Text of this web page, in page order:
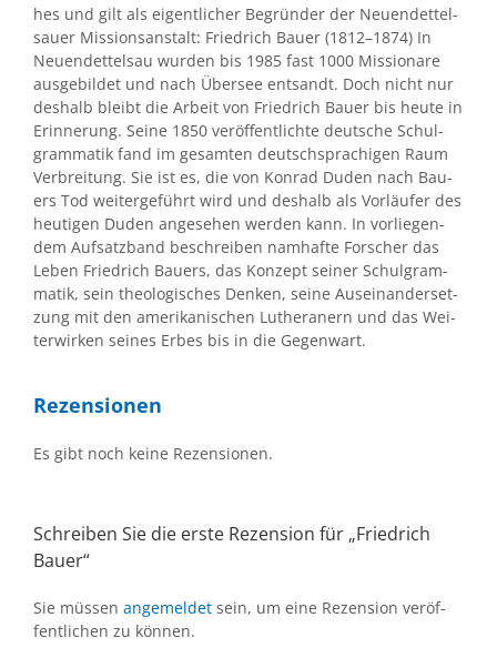
hes und gilt als ei­gent­li­cher Be­grün­der der Neu­en­det­tel­
sau­er Mis­si­ons­an­stalt: Fried­rich Bau­er (1812–1874) In
Neu­en­det­tels­au wur­den bis 1985 fast 1000 Mis­sio­na­re
aus­ge­bil­det und nach Über­see ent­sandt. Doch nicht nur
des­halb bleibt die Ar­beit von Fried­rich Bau­er bis heu­te in
Er­in­ne­rung. Sei­ne 1850 ver­öf­fent­lich­te deut­sche Schul­
gram­ma­tik fand im ge­sam­ten deutsch­spra­chi­gen Raum
Ver­brei­tung. Sie ist es, die von Kon­rad Du­den nach Bau­
ers Tod wei­ter­ge­führt wird und des­halb als Vor­läu­fer des
heu­ti­gen Du­den an­ge­se­hen wer­den kann. In vor­lie­gen­
dem Auf­satz­band be­schrei­ben nam­haf­te For­scher das
Le­ben Fried­rich Bau­ers, das Kon­zept sei­ner Schul­gram­
ma­tik, sein theo­lo­gi­sches Den­ken, sei­ne Aus­ein­an­der­set­
zung mit den ame­ri­ka­ni­schen Lu­the­ra­nern und das Wei­
ter­wir­ken sei­nes Er­bes bis in die Ge­gen­wart.
Re­zen­sio­nen
Es gibt noch kei­ne Re­zen­sio­nen.
Schrei­ben Sie die ers­te Re­zen­si­on für „Fried­rich
Bau­er“
Sie müs­sen an­ge­mel­det sein, um eine Re­zen­si­on ver­öf­
fent­li­chen zu kön­nen.